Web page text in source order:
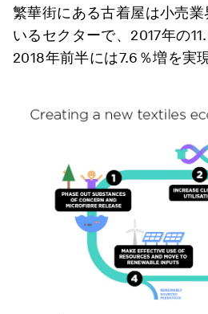
繁華街にある古着屋は小売
いるセクターで、2017年の
2018年前半には7.6％増を実